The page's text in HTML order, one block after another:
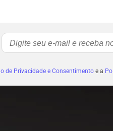
de Privacidade e Consentimentoe a